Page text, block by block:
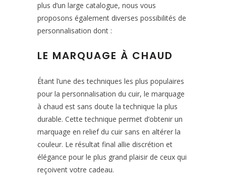
plus d’un large catalogue, nous vous
proposons également diverses possibilités de
personnalisation dont :
LE MARQUAGE À CHAUD
Étant l’une des techniques les plus populaires
pour la personnalisation du cuir, le marquage
à chaud est sans doute la technique la plus
durable. Cette technique permet d’obtenir un
marquage en relief du cuir sans en altérer la
couleur. Le résultat final allie discrétion et
élégance pour le plus grand plaisir de ceux qui
reçoivent votre cadeau.